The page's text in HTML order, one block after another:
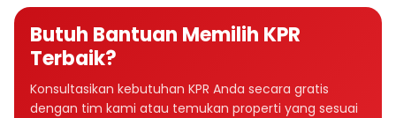
Butuh Bantuan Memilih KPR
Terbaik?
Konsultasikan kebutuhan KPR Anda secara gratis
dengan tim kami atau temukan properti yang sesuai